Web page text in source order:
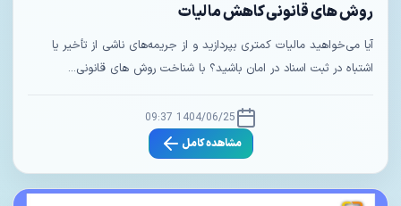
روش های قانونی کاهش مالیات
آیا می‌خواهید مالیات کمتری بپردازید و از جریمه‌های ناشی از تأخیر یا
اشتباه در ثبت اسناد در امان باشید؟ با شناخت روش های قانونی...
1404/06/25 09:37
مشاهده کامل